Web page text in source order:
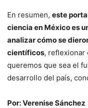
En resumen, este
ciencia en México es
analizar cómo se
científicos, reflexionar
queremos que sea el
desarrollo del país,
Por: Verenise Sánchez